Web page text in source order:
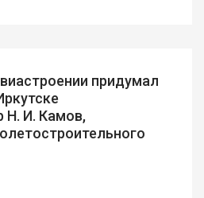
придумал
Н. И. Камов,